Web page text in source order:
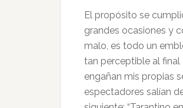
El propósito se
grandes ocasiones y
malo, es todo un
tan perceptible al
engañan mis propias
espectadores salían